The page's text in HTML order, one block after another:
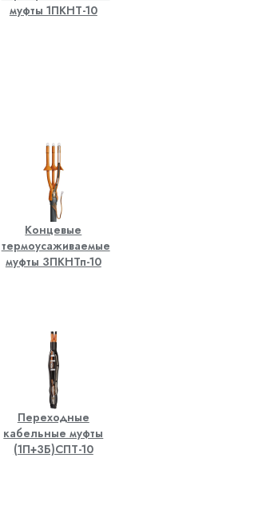
муфты 1ПКНТ-10
Концевые
термоусаживаемые
муфты 3ПКНТп-10
Переходные
кабельные муфты
(1П+3Б)СПТ-10